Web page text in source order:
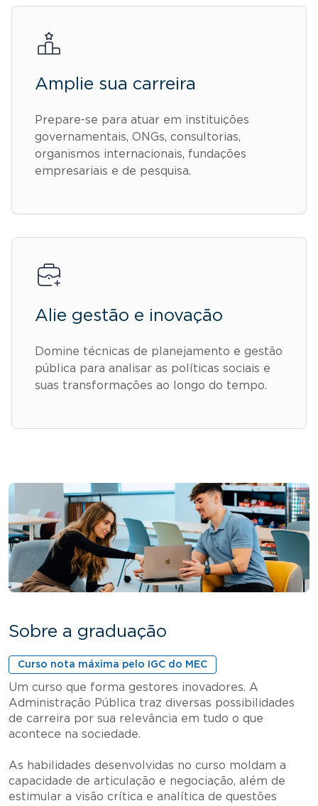
Amplie sua carreira
Prepare-se para atuar em instituições
governamentais, ONGs, consultorias,
organismos internacionais, fundações
empresariais e de pesquisa.
Alie gestão e inovação
Domine técnicas de planejamento e gestão
pública para analisar as políticas sociais e
suas transformações ao longo do tempo.
Sobre a graduação
Curso nota máxima pelo IGC do MEC
Um curso que forma gestores inovadores. A
Administração Pública traz diversas possibilidades
de carreira por sua relevância em tudo o que
acontece na sociedade.
As habilidades desenvolvidas no curso moldam a
capacidade de articulação e negociação, além de
estimular a visão crítica e analítica de questões